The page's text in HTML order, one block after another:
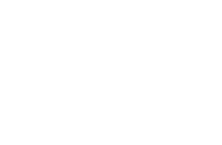
раньше, ведь на ранней